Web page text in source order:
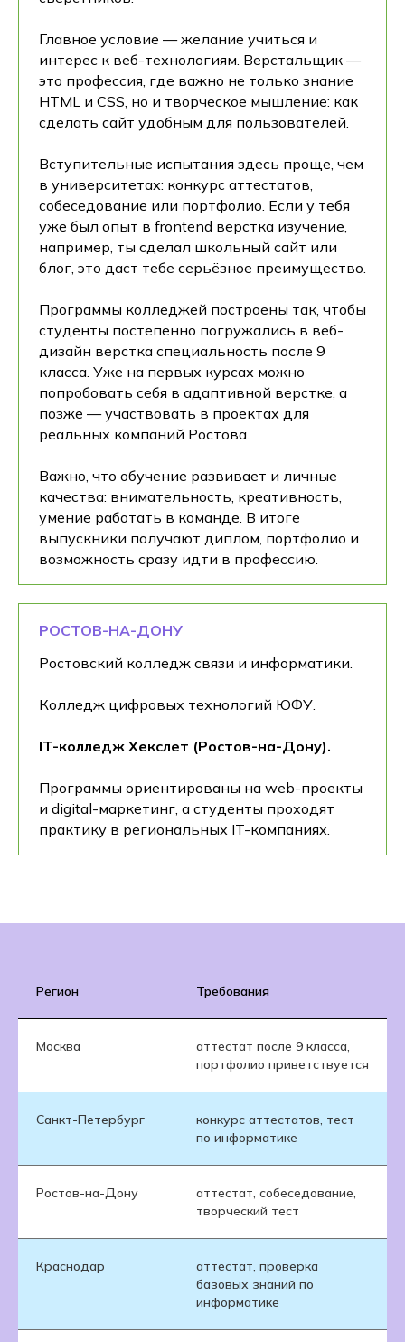
Главное условие — желание учиться и
интерес к веб-технологиям. Верстальщик —
это профессия, где важно не только знание
HTML и CSS, но и творческое мышление: как
сделать сайт удобным для пользователей.
Вступительные испытания здесь проще, чем
в университетах: конкурс аттестатов,
собеседование или портфолио. Если у тебя
уже был опыт в frontend верстка изучение,
например, ты сделал школьный сайт или
блог, это даст тебе серьёзное преимущество.
Программы колледжей построены так, чтобы
студенты постепенно погружались в веб-
дизайн верстка специальность после 9
класса. Уже на первых курсах можно
попробовать себя в адаптивной верстке, а
позже — участвовать в проектах для
реальных компаний Ростова.
Важно, что обучение развивает и личные
качества: внимательность, креативность,
умение работать в команде. В итоге
выпускники получают диплом, портфолио и
возможность сразу идти в профессию.
РОСТОВ-НА-ДОНУ
Ростовский колледж связи и информатики.
Колледж цифровых технологий ЮФУ.
IT-колледж Хекслет (Ростов-на-Дону).
Программы ориентированы на web-проекты
и digital-маркетинг, а студенты проходят
практику в региональных IT-компаниях.
Регион Требования
Москва
аттестат после 9 класса,
портфолио приветствуется
Санкт-Петербург
конкурс аттестатов, тест
по информатике
Ростов-на-Дону
аттестат, собеседование,
творческий тест
Краснодар
аттестат, проверка
базовых знаний по
информатике